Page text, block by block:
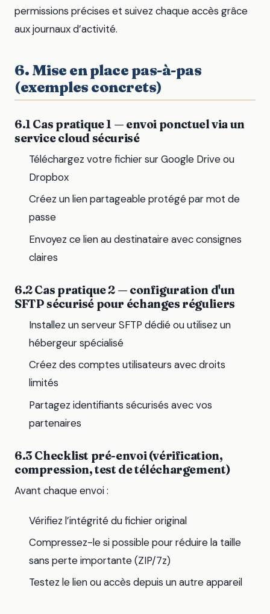
permissions précises et suivez chaque accès grâce
aux journaux d’activité.
6. Mise en place pas-à-pas
(exemples concrets)
6.1 Cas pratique 1 — envoi ponctuel via un
service cloud sécurisé
Téléchargez votre fichier sur Google Drive ou
Dropbox
Créez un lien partageable protégé par mot de
passe
Envoyez ce lien au destinataire avec consignes
claires
6.2 Cas pratique 2 — configuration d'un
SFTP sécurisé pour échanges réguliers
Installez un serveur SFTP dédié ou utilisez un
hébergeur spécialisé
Créez des comptes utilisateurs avec droits
limités
Partagez identifiants sécurisés avec vos
partenaires
6.3 Checklist pré-envoi (vérification,
compression, test de téléchargement)
Avant chaque envoi :
Vérifiez l’intégrité du fichier original
Compressez-le si possible pour réduire la taille
sans perte importante (ZIP/7z)
Testez le lien ou accès depuis un autre appareil